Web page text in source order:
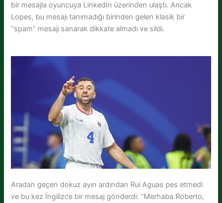
bir mesajla oyuncuya LinkedIn üzerinden ulaştı. Ancak
Lopes, bu mesajı tanımadığı birinden gelen klasik bir
“spam” mesajı sanarak dikkate almadı ve sildi.
Aradan geçen dokuz ayın ardından Rui Aguas pes etmedi
ve bu kez İngilizce bir mesaj gönderdi: “Merhaba Roberto,